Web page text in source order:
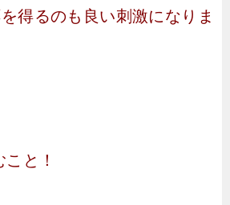
得るのも良い刺激になりま
と！